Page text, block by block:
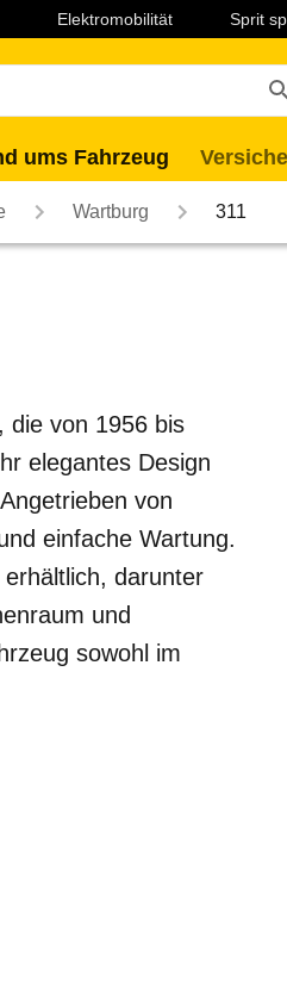
Elektromobilität Sprit
ums Fahrzeug
Wartburg 311
die von 1956 bis
elegantes Design
von
einfache Wartung.
darunter
und
sowohl im